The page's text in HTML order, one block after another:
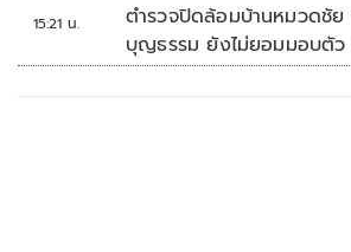
15:21 น.
ตำรวจปิดล้อมบ้านหมวดชั
บุญธรรม ยังไม่ยอมมอบตัว